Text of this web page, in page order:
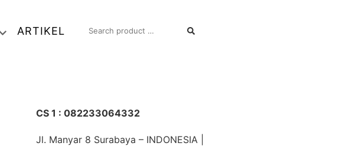
ARTIKEL
SEARCH
CS 1 : 082233064332
Jl. Manyar 8 Surabaya – INDONESIA |